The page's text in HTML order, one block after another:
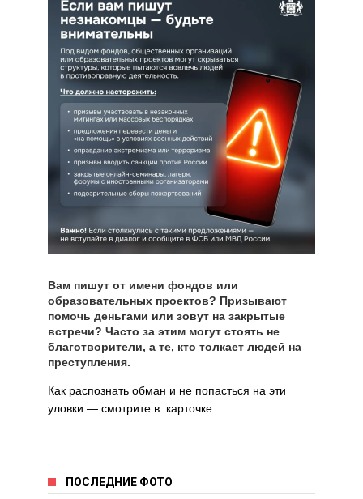
Вам пишут от имени фондов или
образовательных проектов? Призывают
помочь деньгами или зовут на закрытые
встречи? Часто за этим могут стоять не
благотворители, а те, кто толкает людей на
преступления.
Как распознать обман и не попасться на эти
уловки — смотрите в карточке.
ПОСЛЕДНИЕ ФОТО